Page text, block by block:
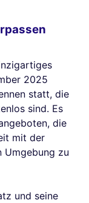
2025
statt, die
sind. Es
die
mit der
Umgebung zu
und seine